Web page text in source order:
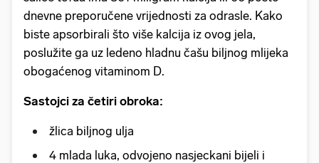
dnevne preporučene vrijednosti za odrasle. Kako
biste apsorbirali što više kalcija iz ovog jela,
poslužite ga uz ledeno hladnu čašu biljnog mlijeka
obogaćenog vitaminom D.
Sastojci za četiri obroka:
žlica biljnog ulja
4 mlada luka, odvojeno nasjeckani bijeli i